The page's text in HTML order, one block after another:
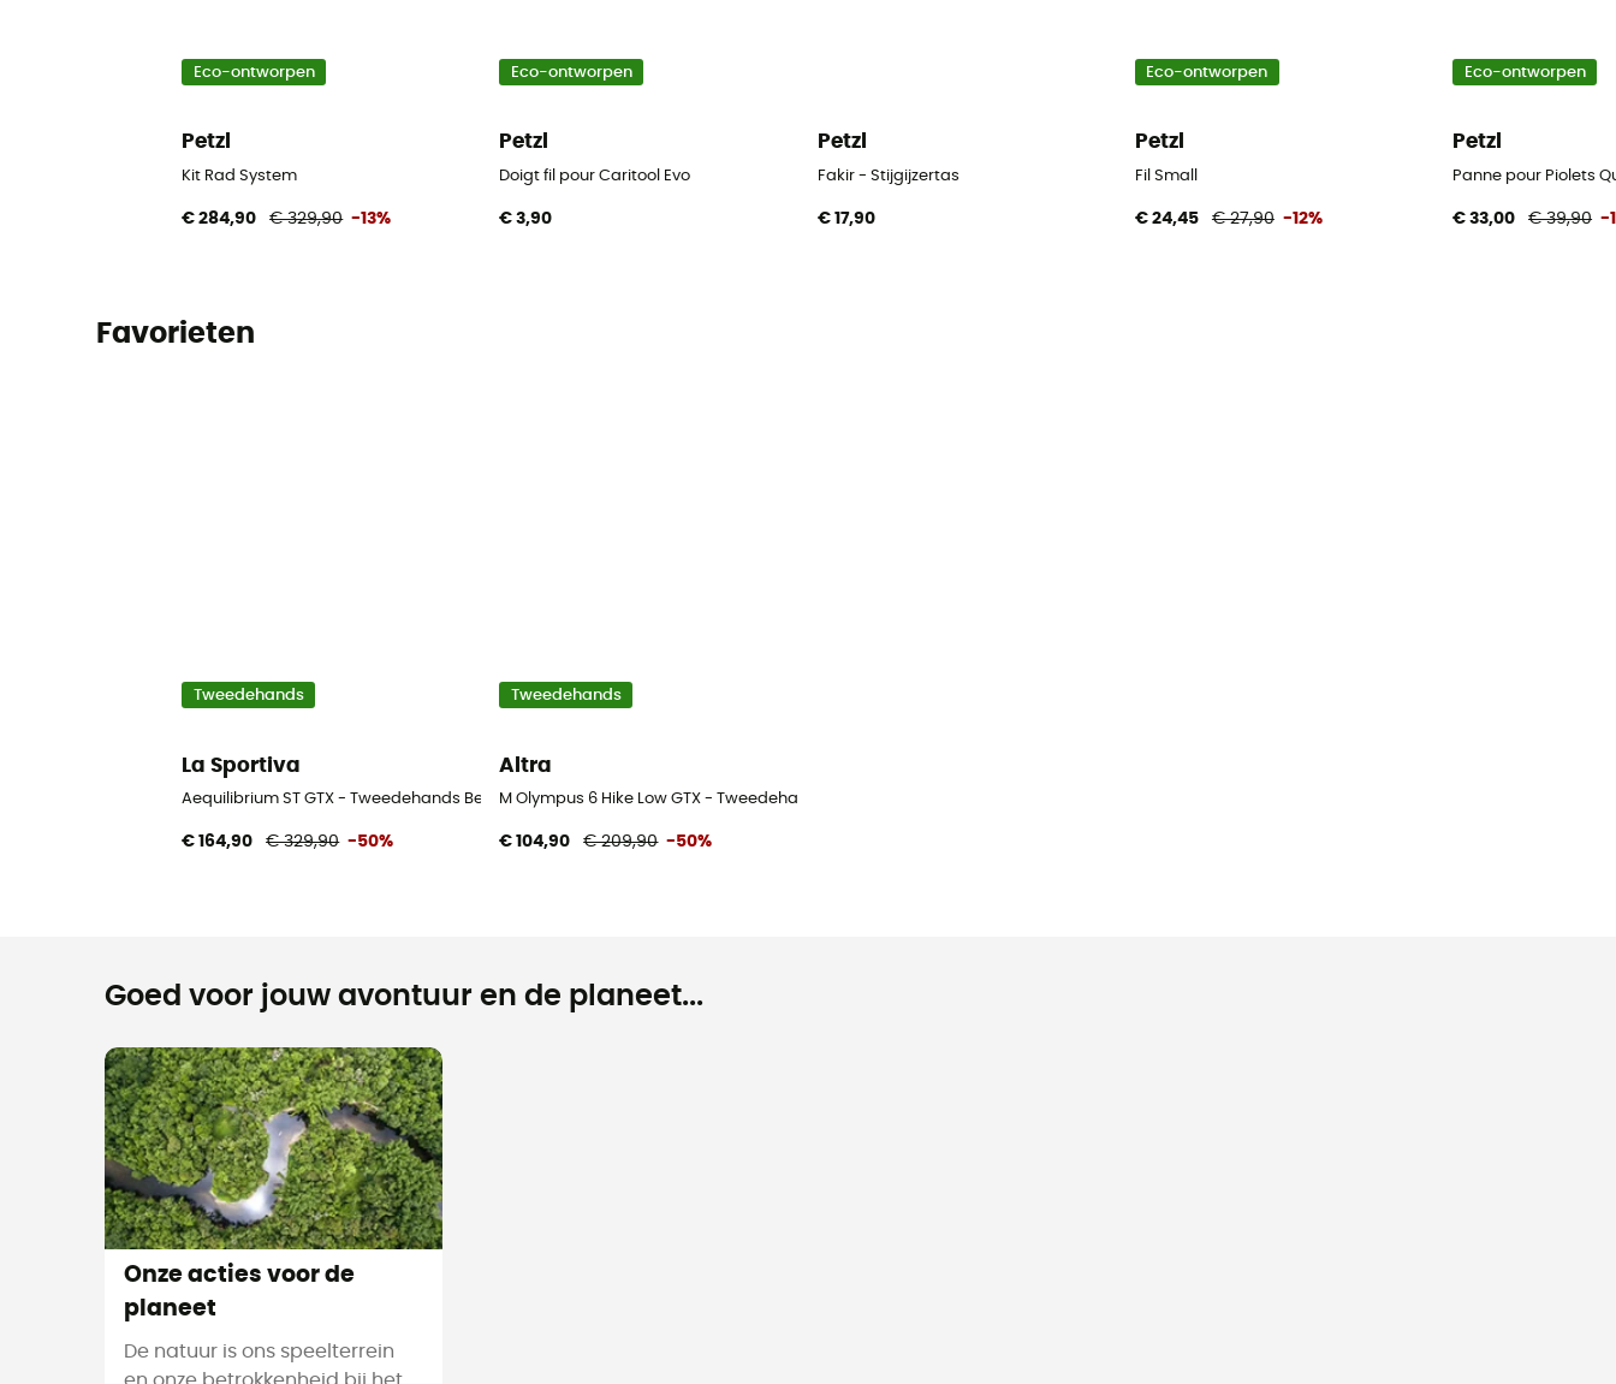
Eco-ontworpen
Petzl
Kit Rad System
€ 284,90 € 329,90 -13%
Eco-ontworpen
Petzl
Doigt fil pour Caritool Evo
€ 3,90
Petzl
Fakir - Stijgijzertas
€ 17,90
Eco-ontworpen
Petzl
Fil Small
€ 24,45 € 27,90 -12%
Eco-ontworpen
Petzl
Panne pour Piolets
€ 33,00 € 39,90 -
Favorieten
Tweedehands
La Sportiva
Aequilibrium ST GTX - Tweedehands Bergschoenen - Heren - Zwart - 43.5
€ 164,90 € 329,90 -50%
Tweedehands
Altra
M Olympus 6 Hike Low GTX - Tweedehands Wandelschoenen - Heren - Beige - 43
€ 104,90 € 209,90 -50%
Goed voor jouw avontuur en de planeet...
Onze acties voor de
planeet
De natuur is ons speelterrein